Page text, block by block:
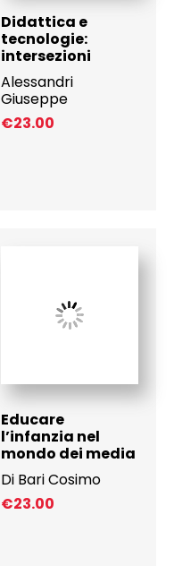
Didattica e
tecnologie:
intersezioni
Alessandri
Giuseppe
€23.00
Educare
l’infanzia nel
mondo dei media
Di Bari Cosimo
€23.00